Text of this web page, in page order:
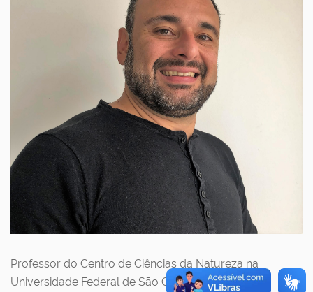
Professor do Centro de Ciências da Natureza na
Universidade Federal de São Carlos - Brasil. Meus